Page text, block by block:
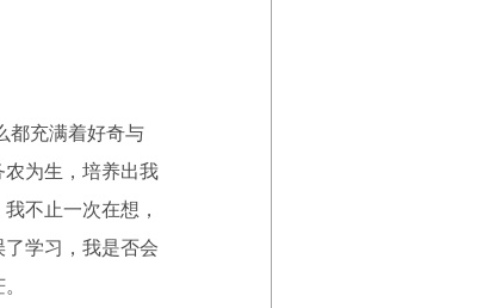
充满着好奇与
为生，培养出我
不止一次在想，
学习，我是否会